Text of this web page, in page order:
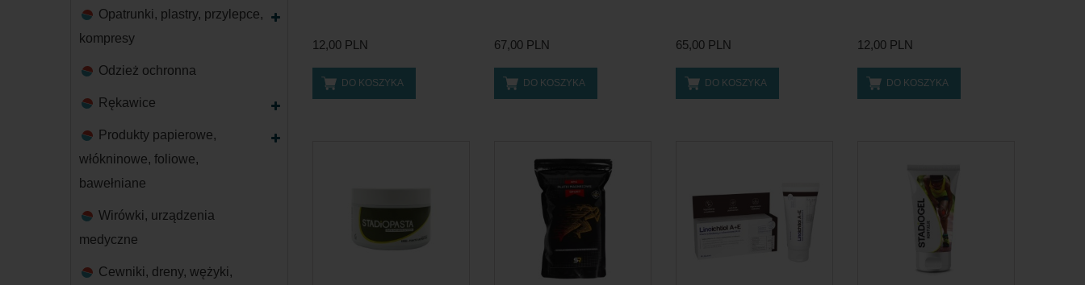
Opatrunki, plastry, przylepce,
kompresy
Odzież ochronna
Rękawice
Produkty papierowe,
włókninowe, foliowe,
bawełniane
Wirówki, urządzenia
medyczne
Cewniki, dreny, wężyki,
12,00 PLN
DO KOSZYKA
67,00 PLN
DO KOSZYKA
65,00 PLN
DO KOSZYKA
12,00 PLN
DO KOSZYKA